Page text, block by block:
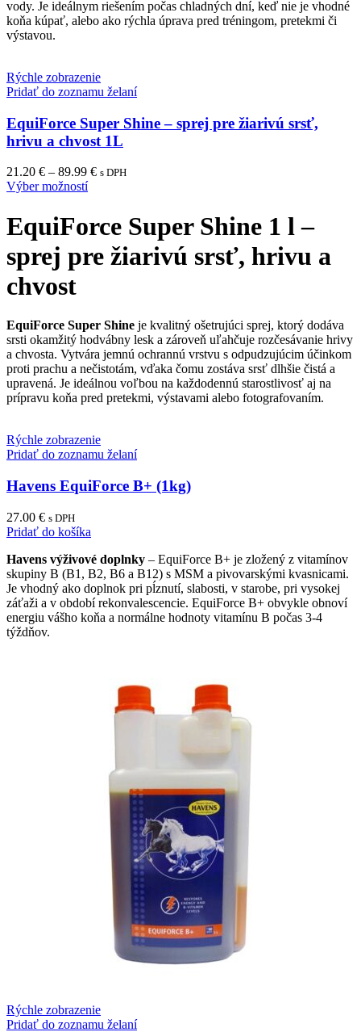
vody. Je ideálnym riešením počas chladných dní, keď nie je vhodné
koňa kúpať, alebo ako rýchla úprava pred tréningom, pretekmi či
výstavou.
Rýchle zobrazenie
Pridať do zoznamu želaní
EquiForce Super Shine – sprej pre žiarivú srsť,
hrivu a chvost 1L
21.20 € – 89.99 € s DPH
Výber možnostíThis
multiple
variants.
The
on
the
product
page
EquiForce Super Shine 1 l –
sprej pre žiarivú srsť, hrivu a
chvost
EquiForce Super Shine je kvalitný ošetrujúci sprej, ktorý dodáva
srsti okamžitý hodvábny lesk a zároveň uľahčuje rozčesávanie hrivy
a chvosta. Vytvára jemnú ochrannú vrstvu s odpudzujúcim účinkom
proti prachu a nečistotám, vďaka čomu zostáva srsť dlhšie čistá a
upravená. Je ideálnou voľbou na každodennú starostlivosť aj na
prípravu koňa pred pretekmi, výstavami alebo fotografovaním.
Rýchle zobrazenie
Pridať do zoznamu želaní
Havens EquiForce B+ (1kg)
27.00 € s DPH
Pridať do košíka
Havens výživové doplnky – EquiForce B+ je zložený z vitamínov
skupiny B (B1, B2, B6 a B12) s MSM a pivovarskými kvasnicami.
Je vhodný ako doplnok pri pĺznutí, slabosti, v starobe, pri vysokej
záťaži a v období rekonvalescencie. EquiForce B+ obvykle obnoví
energiu vášho koňa a normálne hodnoty vitamínu B počas 3-4
týždňov.
Rýchle zobrazenie
Pridať do zoznamu želaní